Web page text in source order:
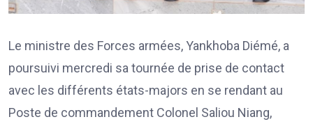
Le ministre des Forces armées, Yankhoba Diémé, a
poursuivi mercredi sa tournée de prise de contact
avec les différents états-majors en se rendant au
Poste de commandement Colonel Saliou Niang,